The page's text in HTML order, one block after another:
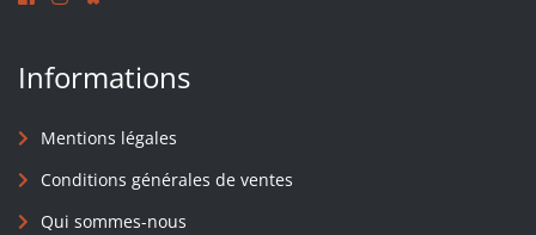
Informations
Mentions légales
Conditions générales de ventes
Qui sommes-nous